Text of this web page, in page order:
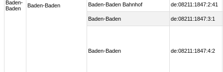
Baden-
Baden
Baden-Baden
Baden-Baden Bahnhof
de:08211:1847:2:41
Baden-Baden de:08211:1847:3:1
Baden-Baden de:08211:1847:4:2